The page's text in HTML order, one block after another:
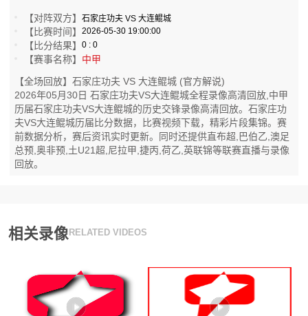
【对阵双方】石家庄功夫 VS 大连鲲城
【比赛时间】2026-05-30 19:00:00
【比分结果】0 : 0
【赛事名称】 中甲
【全场回放】石家庄功夫 VS 大连鲲城 (官方解说)
2026年05月30日 石家庄功夫VS大连鲲城全程录像高清回放,中甲
历届石家庄功夫VS大连鲲城的历史交锋录像高清回放。石家庄功
夫VS大连鲲城历届比分数据，比赛视频下载，精彩片段集锦。赛
前数据分析，赛后资讯实时更新。同时还提供直布超,巴伯乙,澳足
总预,奥非预,土U21超,尼拉甲,捷丙,荷乙,英联锦等联赛直播与录像
回放。
相关录像 RELATED VIDEOS